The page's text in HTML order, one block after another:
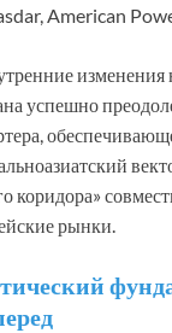
American
изменения
успешно
коридора»
рынки.